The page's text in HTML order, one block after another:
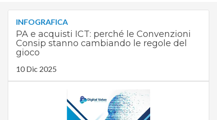
INFOGRAFICA
PA e acquisti ICT: perché le Convenzioni
Consip stanno cambiando le regole del
gioco
10 Dic 2025